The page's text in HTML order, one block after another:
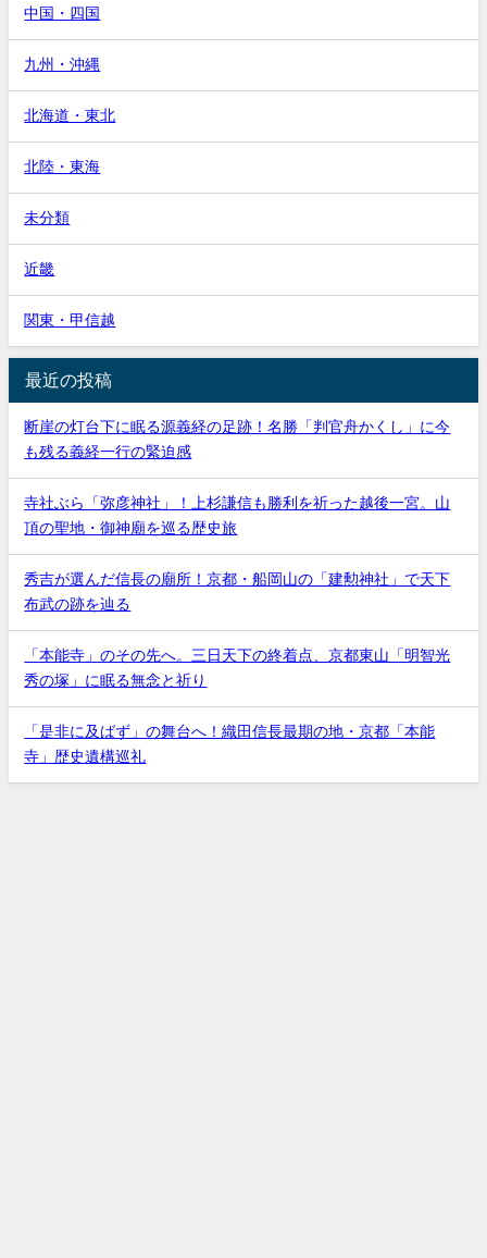
中国・四国
九州・沖縄
北海道・東北
北陸・東海
未分類
近畿
関東・甲信越
最近の投稿
断崖の灯台下に眠る源義経の足跡！名勝「判官舟かくし」に今
も残る義経一行の緊迫感
寺社ぶら「弥彦神社」！上杉謙信も勝利を祈った越後一宮。山
頂の聖地・御神廟を巡る歴史旅
秀吉が選んだ信長の廟所！京都・船岡山の「建勲神社」で天下
布武の跡を辿る
「本能寺」のその先へ。三日天下の終着点、京都東山「明智光
秀の塚」に眠る無念と祈り
「是非に及ばず」の舞台へ！織田信長最期の地・京都「本能
寺」歴史遺構巡礼